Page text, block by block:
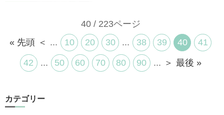
40 / 223ページ
« 先頭 ＜ ... 10 20 30 ... 38 39 40 41
42 ... 50 60 70 80 90 ... ＞ 最後 »
カテゴリー